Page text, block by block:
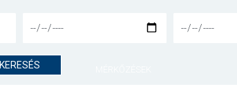
KERESÉS